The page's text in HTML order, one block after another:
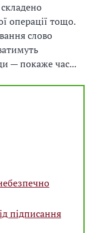
операції тощо.
слово
— покаже час...
підписання